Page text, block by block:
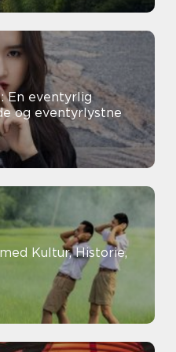
En eventyrlig
og eventyrlystne
Kultur, Historie,